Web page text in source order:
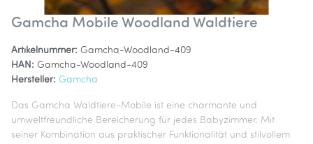
Gamcha Mobile Woodland Waldtiere
Artikelnummer: Gamcha-Woodland-409
HAN: Gamcha-Woodland-409
Hersteller: Gamcha
Das Gamcha Waldtiere-Mobile ist eine charmante und
umweltfreundliche Bereicherung für jedes Babyzimmer. Mit
seiner Kombination aus praktischer Funktionalität und stilvollem